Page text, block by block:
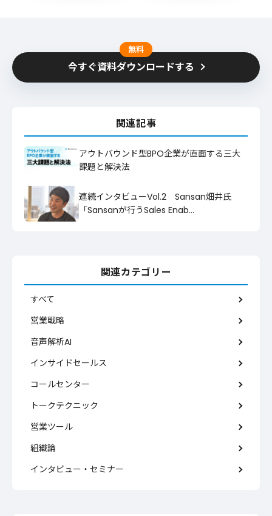
無料
今すぐ資料ダウンロードする
関連記事
アウトバウンド型BPO企業が直面する三大
課題と解決法
連続インタビューVol.2 Sansan畑井氏
「Sansanが行うSales Enab…
関連カテゴリー
すべて
営業戦略
音声解析AI
インサイドセールス
コールセンター
トークテクニック
営業ツール
組織論
インタビュー・セミナー